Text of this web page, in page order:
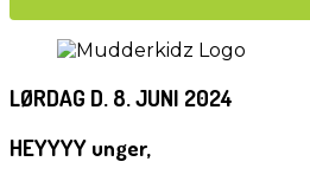
LØRDAG D. 8. JUNI 2024
HEYYYY unger,